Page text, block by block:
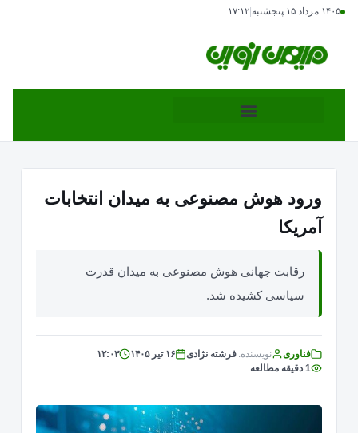
۱۴۰۵ مرداد ۱۵ پنجشنبه ۱۷:۱۲
ورود هوش مصنوعی به میدان انتخابات
آمریکا
رقابت جهانی هوش مصنوعی به میدان قدرت
سیاسی کشیده شد.
فناوری نویسنده: فرشته نژادی ۱۶ تیر ۱۴۰۵
۱۲:۰۳
1 دقیقه مطالعه